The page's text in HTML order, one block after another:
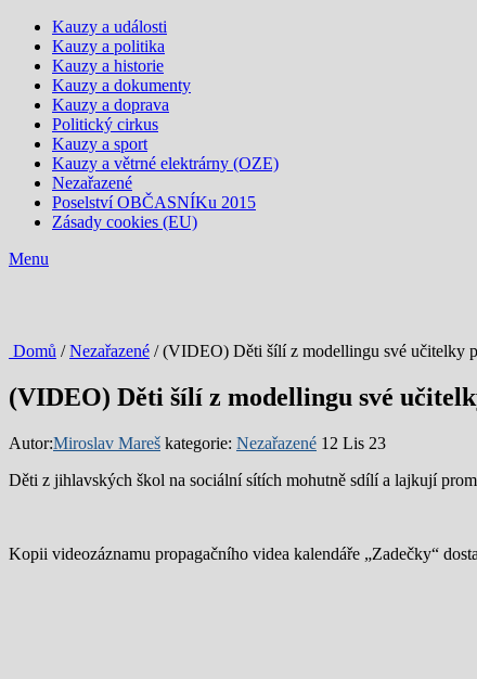
Kauzy a události
Kauzy a politika
Kauzy a historie
Kauzy a dokumenty
Kauzy a doprava
Politický cirkus
Kauzy a sport
Kauzy a větrné elektrárny (OZE)
Nezařazené
Poselství OBČASNÍKu 2015
Zásady cookies (EU)
Menu
Domů /Nezařazené / (VIDEO) Děti šílí z modellingu své učitelky
(VIDEO) Děti šílí z modellingu své
Autor:Miroslav Mareš kategorie: Nezařazené 12 Lis 23
Děti z jihlavských škol na sociální sítích mohutně sdílí a lajkují
Kopii videozáznamu propagačního videa kalendáře „Zadečky“